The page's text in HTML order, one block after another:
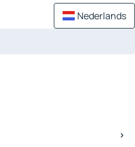
Nederlands